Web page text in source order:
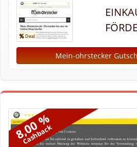
Mein-ohrstecker
8,00 %
Cashback